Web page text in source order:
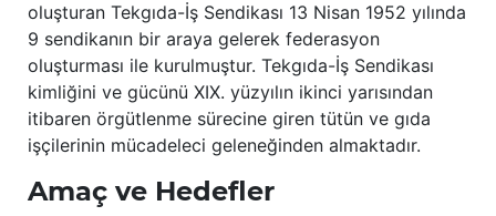
oluşturan Tekgıda-İş Sendikası 13 Nisan 1952 yılında
9 sendikanın bir araya gelerek federasyon
oluşturması ile kurulmuştur. Tekgıda-İş Sendikası
kimliğini ve gücünü XIX. yüzyılın ikinci yarısından
itibaren örgütlenme sürecine giren tütün ve gıda
işçilerinin mücadeleci geleneğinden almaktadır.
Amaç ve Hedefler